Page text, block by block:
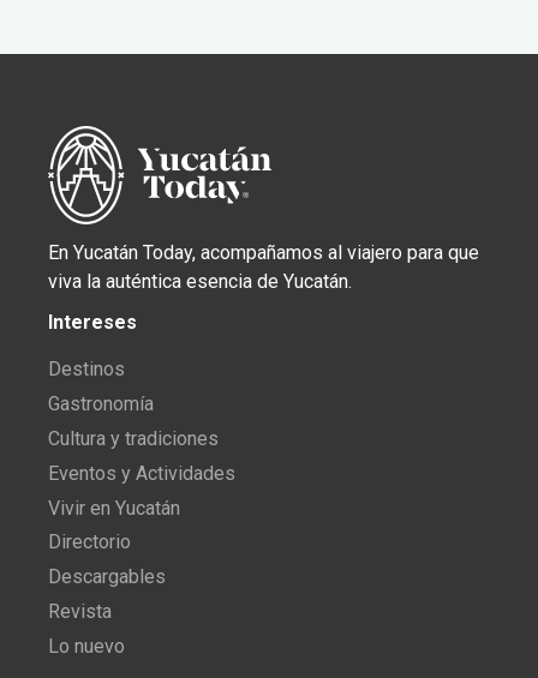
En Yucatán Today, acompañamos al viajero para que
viva la auténtica esencia de Yucatán.
Intereses
Destinos
Gastronomía
Cultura y tradiciones
Eventos y Actividades
Vivir en Yucatán
Directorio
Descargables
Revista
Lo nuevo